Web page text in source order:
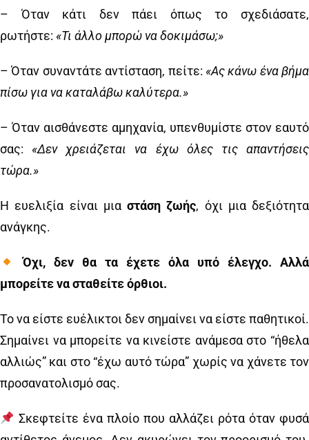
– Όταν κάτι δεν πάει όπως το σχεδιάσατε,
ρωτήστε: «Τι άλλο μπορώ να δοκιμάσω;»
– Όταν συναντάτε αντίσταση, πείτε: «Ας κάνω ένα βήμα
πίσω για να καταλάβω καλύτερα.»
– Όταν αισθάνεστε αμηχανία, υπενθυμίστε στον εαυτό
σας:«Δεν χρειάζεται να έχω όλες τις απαντήσεις
τώρα.»
Η ευελιξία είναι μια στάση ζωής, όχι μια δεξιότητα
ανάγκης.
Όχι, δεν θα τα έχετε όλα υπό έλεγχο. Αλλά
μπορείτε να σταθείτε όρθιοι.
Το να είστε ευέλικτοι δεν σημαίνει να είστε παθητικοί.
Σημαίνει να μπορείτε να κινείστε ανάμεσα στο “ήθελα
αλλιώς” και στο “έχω αυτό τώρα” χωρίς να χάνετε τον
προσανατολισμό σας.
Σκεφτείτε ένα πλοίο που αλλάζει ρότα όταν φυσά